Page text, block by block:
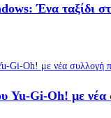
Ένα ταξίδι
Yu-Gi-Oh! με νέα